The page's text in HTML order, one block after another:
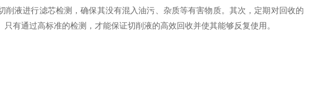
削液进行滤芯检测，确保其没有混入油污、杂质等有害物质。其次，定期对回收的
有通过高标准的检测，才能保证切削液的高效回收并使其能够反复使用。